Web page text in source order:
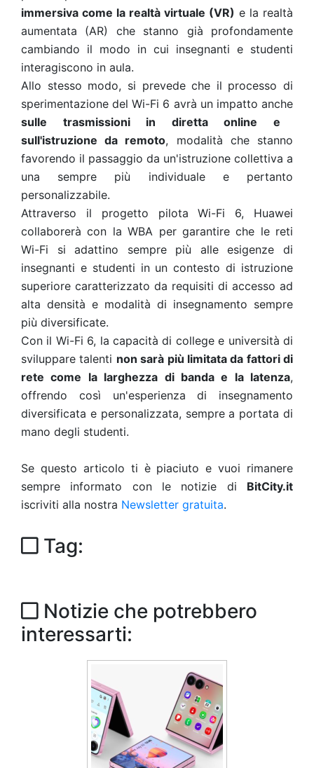
immersiva come la realtà virtuale (VR) e la realtà
aumentata (AR) che stanno già profondamente
cambiando il modo in cui insegnanti e studenti
interagiscono in aula.
Allo stesso modo, si prevede che il processo di
sperimentazione del Wi-Fi 6 avrà un impatto anche
sulle trasmissioni in diretta online e
sull'istruzione da remoto, modalità che stanno
favorendo il passaggio da un'istruzione collettiva a
una sempre più individuale e pertanto
personalizzabile.
Attraverso il progetto pilota Wi-Fi 6, Huawei
collaborerà con la WBA per garantire che le reti
Wi-Fi si adattino sempre più alle esigenze di
insegnanti e studenti in un contesto di istruzione
superiore caratterizzato da requisiti di accesso ad
alta densità e modalità di insegnamento sempre
più diversificate.
Con il Wi-Fi 6, la capacità di college e università di
sviluppare talenti non sarà più limitata da fattori di
rete come la larghezza di banda e la latenza,
offrendo così un'esperienza di insegnamento
diversificata e personalizzata, sempre a portata di
mano degli studenti.
Se questo articolo ti è piaciuto e vuoi rimanere
sempre informato con le notizie di BitCity.it
iscriviti alla nostra Newsletter gratuita.
Tag:
Notizie che potrebbero
interessarti: